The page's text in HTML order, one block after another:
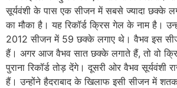
सूर्यवंशी के पास एक सीजन में सबसे ज्यादा छक्के
का मौका है। यह रिकॉर्ड क्रिस गेल के नाम है।
2012 सीजन में 59 छक्के लगाए थे। वैभव इस
हैं। अगर आज वैभव सात छक्के लगाते हैं, तो वो
पुराना रिकॉर्ड तोड़ देंगे। दूसरी ओर वैभव सूर्यवंशी
हैं। उन्होंने हैदराबाद के खिलाफ इसी सीजन में